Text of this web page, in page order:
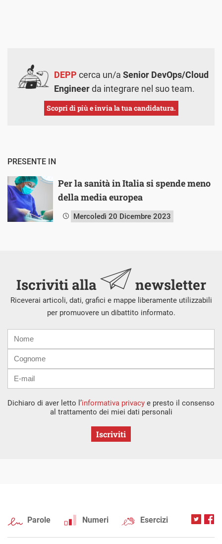
DEPP cerca un/a Senior DevOps/Cloud
Engineerda integrare nel suo team.
Scopri di più e invia la tua candidatura.
PRESENTE IN
Per la sanità in Italia si spende meno
della media europea
Mercoledì 20 Dicembre 2023
Iscriviti alla newsletter
Riceverai articoli, dati, grafici e mappe liberamente utilizzabili
per promuovere un dibattito informato.
mail
Dichiaro di aver letto l’informativa privacy e presto il consenso
al trattamento dei miei dati personali
Iscriviti
Parole Numeri Esercizi